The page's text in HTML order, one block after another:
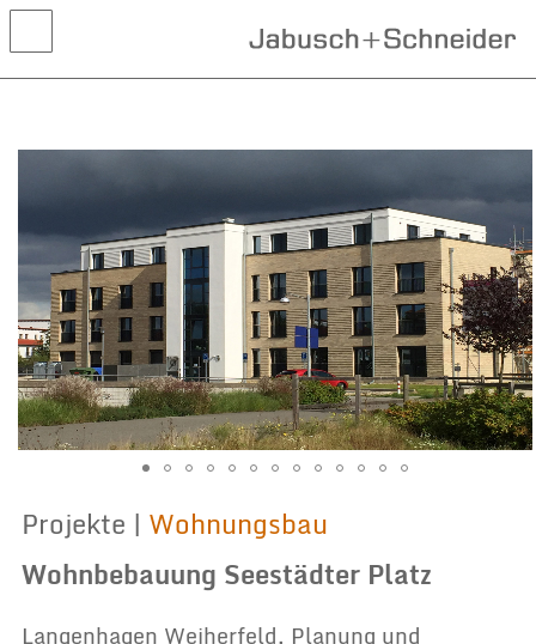
Projekte | Wohnungsbau
Wohnbebauung Seestädter Platz
Langenhagen Weiherfeld, Planung und
Projekte
Wettbewerbe
Leistungen
Kontakt